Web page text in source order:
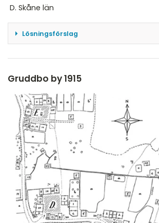
Skåne län
Lösningsförslag
summan för länen,
Södermanland 665/2682 ≈ 0,25
Kalmar 1055/4965 ≈ 0,2
Vi kan beräkna för Skåne, men vi har
som hade \(0,2= 20\% = 1/5\)
Alltså är det Kalmar län som hade
person var kvinna 2015.
Svar: C
Gruddbo by 1915